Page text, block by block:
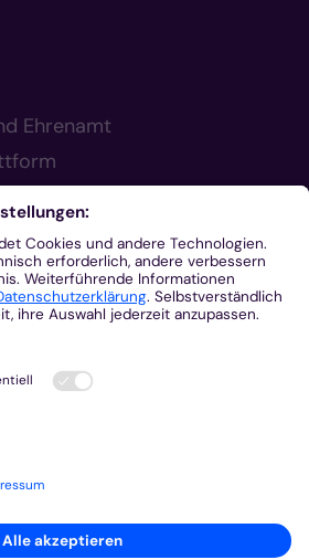
Ehrenamt
Anzeiger)
Hinweisgeberschutzgesetz